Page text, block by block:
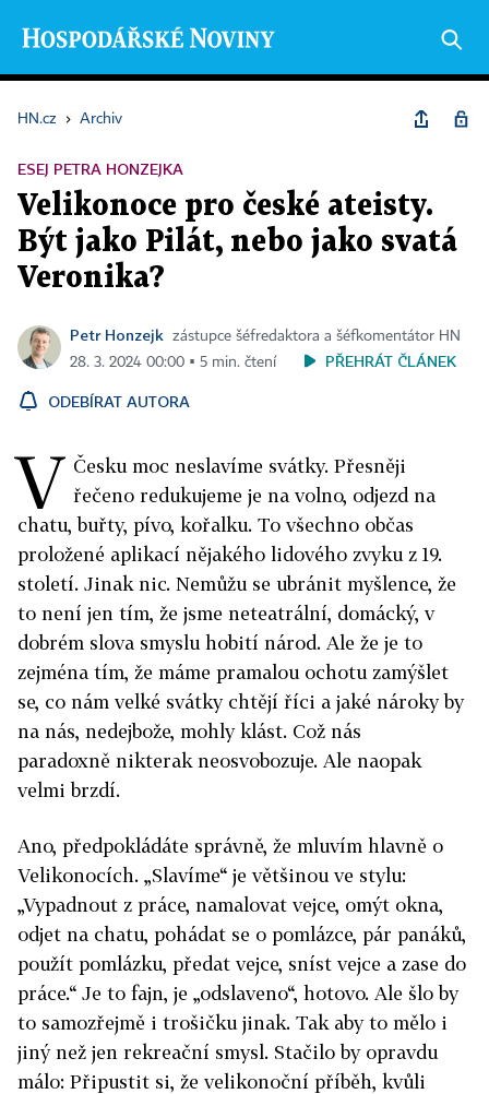
HN.cz › Archiv
ESEJ PETRA HONZEJKA
Velikonoce pro české ateisty.
Být jako Pilát, nebo jako svatá
Veronika?
Petr Honzejk
zástupce šéfredaktora a šéfkomentátor HN
28. 3. 2024 00:00 ▪ 5 min. čtení
PŘEHRÁT ČLÁNEK
ODEBÍRAT AUTORA
V Česku moc neslavíme svátky. Přesněji
řečeno redukujeme je na volno, odjezd na
chatu, buřty, pívo, kořalku. To všechno občas
proložené aplikací nějakého lidového zvyku z 19.
století. Jinak nic. Nemůžu se ubránit myšlence, že
to není jen tím, že jsme neteatrální, domácký, v
dobrém slova smyslu hobití národ. Ale že je to
zejména tím, že máme pramalou ochotu zamýšlet
se, co nám velké svátky chtějí říci a jaké nároky by
na nás, nedejbože, mohly klást. Což nás
paradoxně nikterak neosvobozuje. Ale naopak
velmi brzdí.
Ano, předpokládáte správně, že mluvím hlavně o
Velikonocích. „Slavíme“ je většinou ve stylu:
„Vypadnout z práce, namalovat vejce, omýt okna,
odjet na chatu, pohádat se o pomlázce, pár panáků,
použít pomlázku, předat vejce, sníst vejce a zase do
práce.“ Je to fajn, je „odslaveno“, hotovo. Ale šlo by
to samozřejmě i trošičku jinak. Tak aby to mělo i
jiný než jen rekreační smysl. Stačilo by opravdu
málo: Připustit si, že velikonoční příběh, kvůli